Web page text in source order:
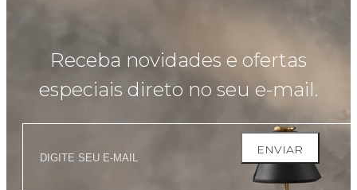
Receba novidades e ofertas
especiais direto no seu e-mail.
ENVIAR